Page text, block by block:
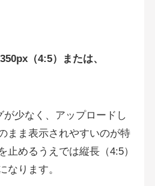
（4:5）または、
少なく、アップロードし
まま表示されやすいのが特
止めるうえでは縦長（4:5）
なります。